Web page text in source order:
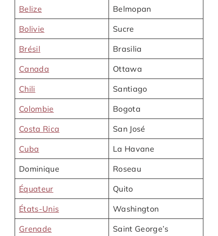
Belize Belmopan
Bolivie Sucre
Brésil Brasilia
Canada Ottawa
Chili Santiago
Colombie Bogota
Costa Rica San José
Cuba La Havane
Dominique Roseau
Équateur Quito
États-Unis Washington
Grenade Saint George’s